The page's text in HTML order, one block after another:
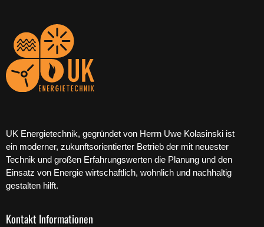
UK Energietechnik, gegründet von Herrn Uwe Kolasinski ist
ein moderner, zukunftsorientierter Betrieb der mit neuester
Technik und großen Erfahrungswerten die Planung und den
Einsatz von Energie wirtschaftlich, wohnlich und nachhaltig
gestalten hilft.
Kontakt Informationen